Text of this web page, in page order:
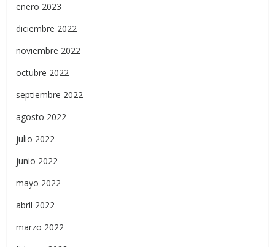
enero 2023
diciembre 2022
noviembre 2022
octubre 2022
septiembre 2022
agosto 2022
julio 2022
junio 2022
mayo 2022
abril 2022
marzo 2022